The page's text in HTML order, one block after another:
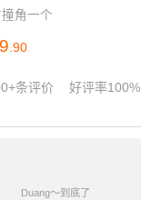
撞角一个
9 .90
条评价 好评率100%
Duang～到底了